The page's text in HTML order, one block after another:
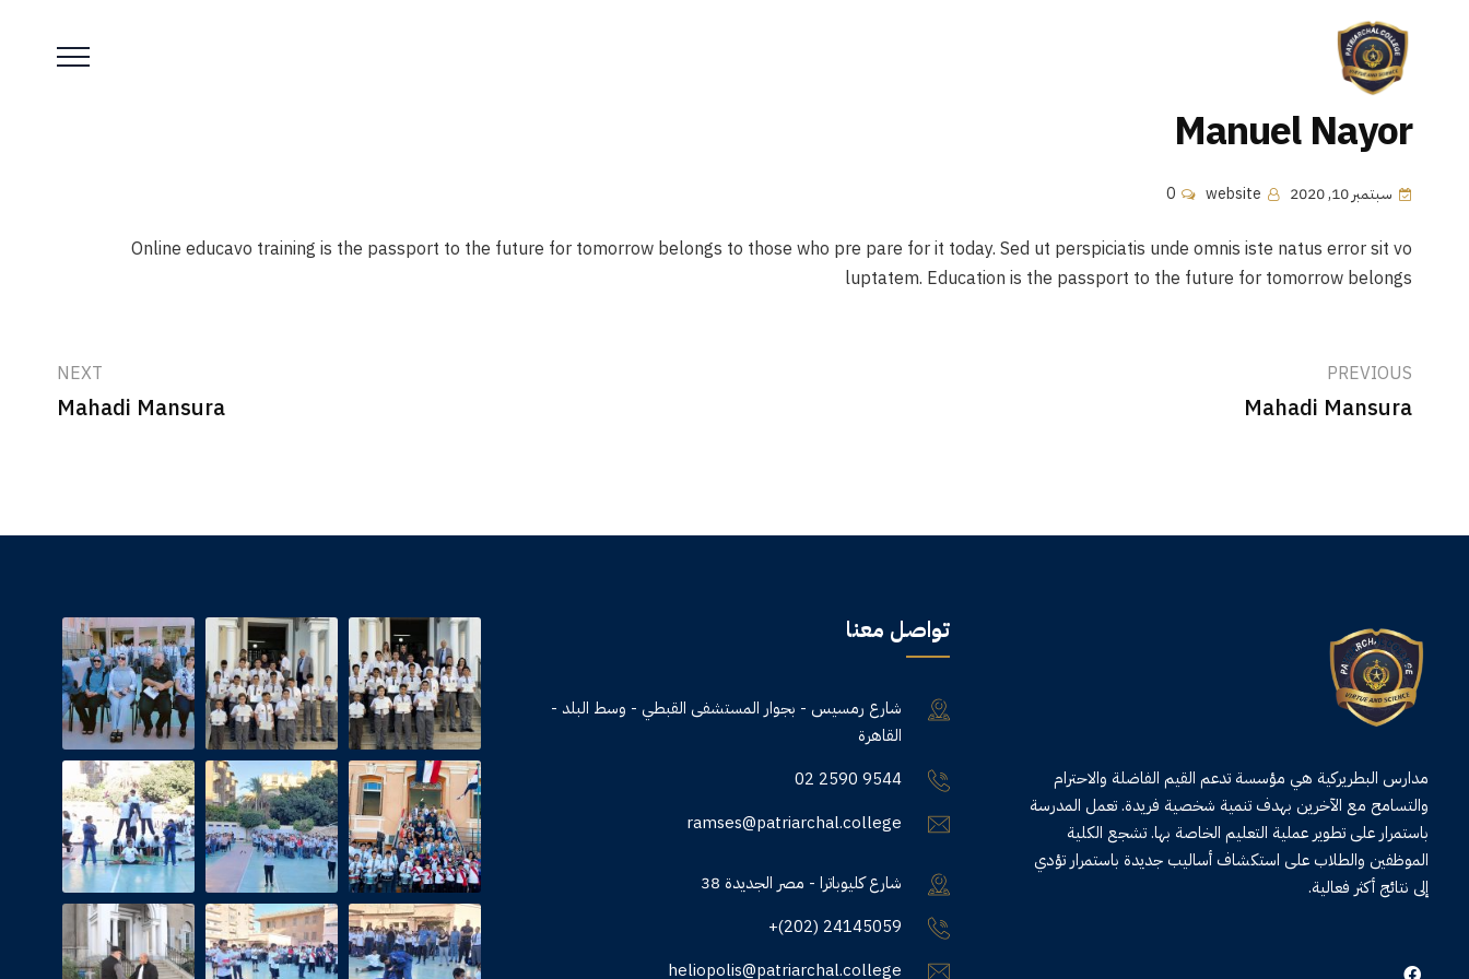
Manuel Nayor
سبتمبر 10, 2020
Online educavo training is the passport to the future for tomorrow belongs to those who pre pare for it today. Sed ut perspiciatis unde omnis iste natus error sit vo
luptatem. Education is the passport to the future for tomorrow belongs
PREVIOUS
Mahadi Mansura
NEXT
Mahadi Mansura
مدارس البطريركية هي مؤسسة تدعم القيم الفاضلة والاحترام
والتسامح مع الآخرين بهدف تنمية شخصية فريدة. تعمل المدرسة
باستمرار على تطوير عملية التعليم الخاصة بها. تشجع الكلية
الموظفين والطلاب على استكشاف أساليب جديدة باستمرار تؤدي
إلى نتائج أكثر فعالية.
تواصل معنا
شارع رمسيس - بجوار المستشفى القبطي - وسط البلد -
القاهرة
02 2590 9544
ramses@patriarchal.college
38 شارع كليوباترا - مصر الجديدة
+(202) 24145059
heliopolis@patriarchal.college